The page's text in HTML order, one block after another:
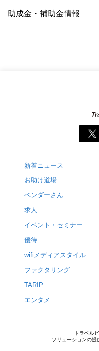
助成金・補助金情報
新着ニュース
お助け道場
ベンダーさん
求人
イベント・セミナー
優待
wifiメディアスタイル
ファクタリング
TARIP
エンタメ
トラベル
ソリューションの提